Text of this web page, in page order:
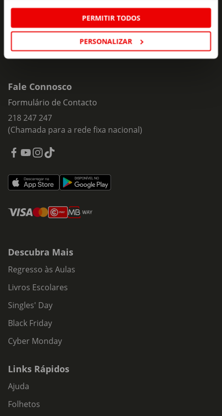
PERMITIR TODOS
PERSONALIZAR
mail
Subscrever
Fale Connosco
Formulário de Contacto
218 247 247
(Chamada para a rede fixa nacional)
Descubra Mais
Regresso às Aulas
Livros Escolares
Singles' Day
Black Friday
Cyber Monday
Links Rápidos
Ajuda
Folhetos